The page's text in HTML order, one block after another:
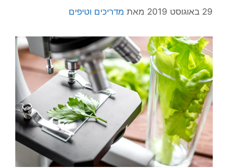
29 באוגוסט 2019 מאת מדריכים וטיפים